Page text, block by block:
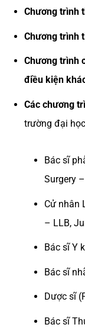
Chương trình
Chương trình
Chương trình
điều kiện
Các chương
trường đại
Bác sĩ
Surgery
Cử nhân
– LLB,
Bác sĩ Y
Bác sĩ
Dược sĩ
Bác sĩ